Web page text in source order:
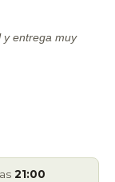
y entrega muy
21:00